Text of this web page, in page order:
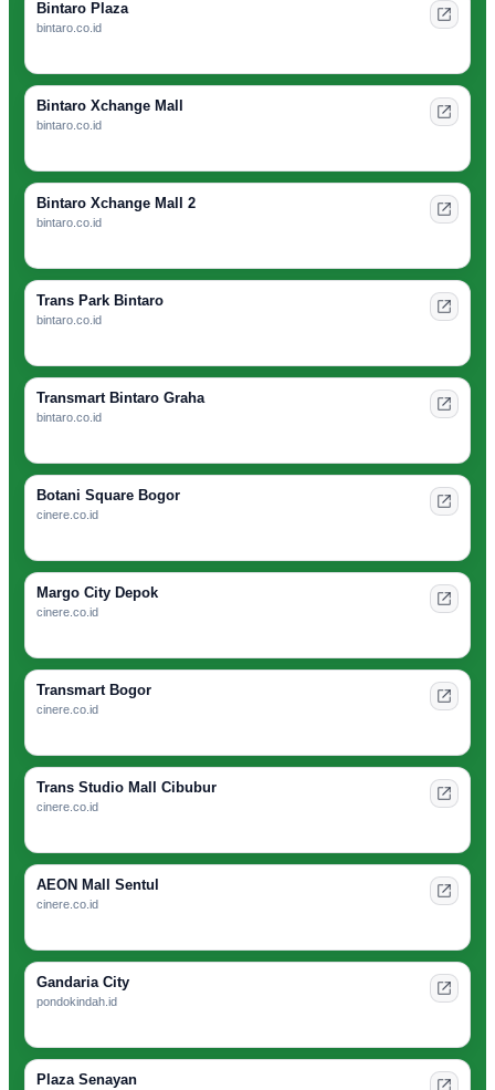
Bintaro Plaza
bintaro.co.id
Bintaro Xchange Mall
bintaro.co.id
Bintaro Xchange Mall 2
bintaro.co.id
Trans Park Bintaro
bintaro.co.id
Transmart Bintaro Graha
bintaro.co.id
Botani Square Bogor
cinere.co.id
Margo City Depok
cinere.co.id
Transmart Bogor
cinere.co.id
Trans Studio Mall Cibubur
cinere.co.id
AEON Mall Sentul
cinere.co.id
Gandaria City
pondokindah.id
Plaza Senayan